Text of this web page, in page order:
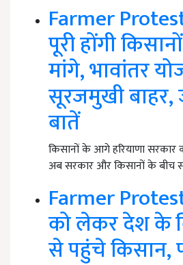
Farmer
पूरी होंगी
मांगे, भावांतर
सूरजमुखी बाहर,
बातें
किसानों के आगे हरियाणा
अब सरकार और किसानों के बीच
Farmer
को लेकर देश के
से पहुंचे किसान,